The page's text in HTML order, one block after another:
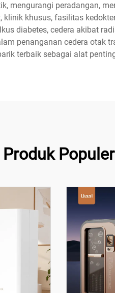
mengurangi peradangan,
khusus, fasilitas
diabetes, cedera akibat
penanganan cedera otak
terbaik sebagai alat
Produk Populer